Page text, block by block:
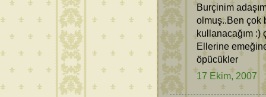
Burçinim
olmuş..Ben çok
kullanacağım :)
Ellerine
öpücükler
17 Ekim, 2007